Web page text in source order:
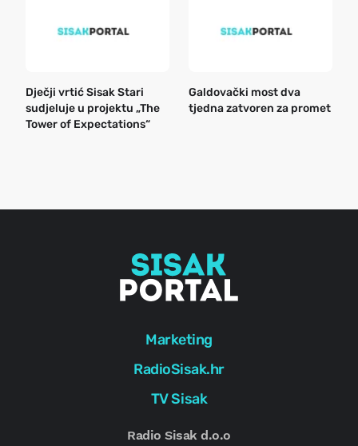
Dječji vrtić Sisak Stari
sudjeluje u projektu „The
Tower of Expectations“
Galdovački most dva
tjedna zatvoren za promet
Marketing
RadioSisak.hr
TV Sisak
Radio Sisak d.o.o